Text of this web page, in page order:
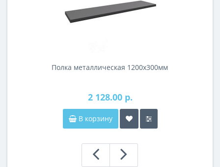
Полка металлическая 1200х300мм
2 128.00 р.
В корзину